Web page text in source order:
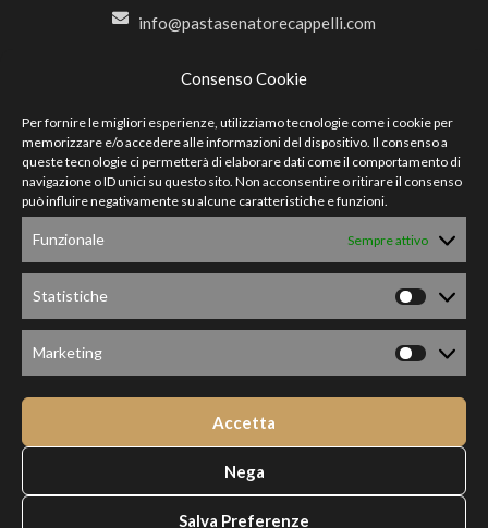
Consenso Cookie
Per fornire le migliori esperienze, utilizziamo tecnologie come i cookie per
memorizzare e/o accedere alle informazioni del dispositivo. Il consenso a
queste tecnologie ci permetterà di elaborare dati come il comportamento di
navigazione o ID unici su questo sito. Non acconsentire o ritirare il consenso
può influire negativamente su alcune caratteristiche e funzioni.
Funzionale Sempre attivo
Statistiche
Marketing
Accetta
Nega
Salva Preferenze
info@pastasenatorecappelli.com
Pasta Senatore Cappelli
Pasta di grano duro
Taralli
Farine
Biscotti
SHOP